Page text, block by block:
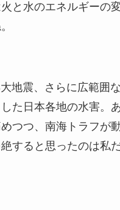
と水のエネルギーの
地震、さらに広範囲
た日本各地の水害。
つつ、南海トラフが
すると思ったのは私